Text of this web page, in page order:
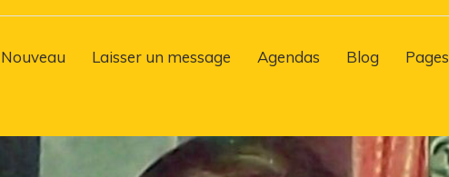
Nouveau Laisser un message Agendas Blog Pages